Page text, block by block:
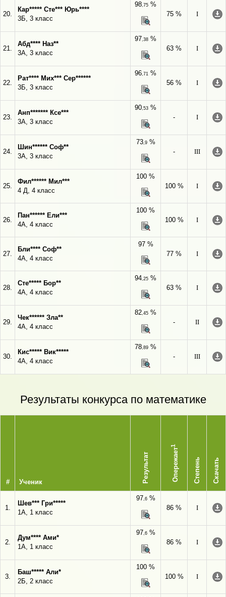
20.
Кар***** Сте*** Юрь****
3Б, 3 класс
98,75 %
75 %
I
21.
Абд**** Наз**
3А, 3 класс
97,38 %
63 %
I
22.
Рат**** Мих*** Сер******
3Б, 3 класс
96,71 %
56 %
I
23.
Анп******* Ксе***
3А, 3 класс
90,53 %
-
I
24.
Шин****** Соф**
3А, 3 класс
73,9%
-
III
25.
Фил****** Мил***
4 Д, 4 класс
100 %
100 %
I
26.
Пан****** Ели***
4А, 4 класс
100 %
100 %
I
27.
Бли**** Соф**
4А, 4 класс
97 %
77 %
I
28.
Сте***** Бор**
4А, 4 класс
94,25 %
63 %
I
29.
Чек****** Зла**
4А, 4 класс
82,45 %
-
II
30.
Кис***** Вик*****
4А, 4 класс
78,89 %
-
III
Результаты конкурса по математике
# Ученик Результат Опережает
1
Степень Скачать
1.
Шев*** Гри*****
1А, 1 класс
97,6%
86 %
I
2.
Дум**** Ами*
1А, 1 класс
97,6%
86 %
I
3.
Баш***** Али*
2Б, 2 класс
100 %
100 %
I